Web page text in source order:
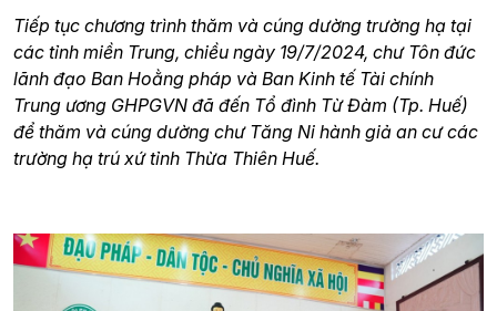
Tiếp tục chương trình thăm và cúng dường trường hạ tại
các tỉnh miền Trung, chiều ngày 19/7/2024, chư Tôn đức
lãnh đạo Ban Hoằng pháp và Ban Kinh tế Tài chính
Trung ương GHPGVN đã đến Tổ đình Từ Đàm (Tp. Huế)
để thăm và cúng dường chư Tăng Ni hành giả an cư các
trường hạ trú xứ tỉnh Thừa Thiên Huế.